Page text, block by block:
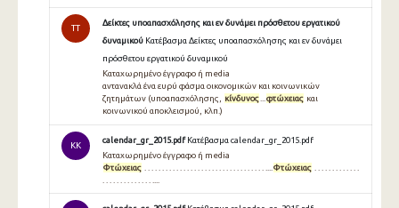
TT
Δείκτες υποαπασχόλησης και εν δυνάμει πρόσθετου εργατικού
δυναμικού Κατέβασμα Δείκτες υποαπασχόλησης και εν δυνάμει
πρόσθετου εργατικού δυναμικού
Καταχωρημένο έγγραφο ή media
αντανακλά ένα ευρύ φάσμα οικονομικών και κοινωνικών
ζητημάτων (υποαπασχόλησης, κίνδυνος...φτώχειας και
κοινωνικού αποκλεισμού, κλπ.)
KK
calendar_gr_2015.pdf Κατέβασμα calendar_gr_2015.pdf
Καταχωρημένο έγγραφο ή media
Φτώχειας
Φτώχειας